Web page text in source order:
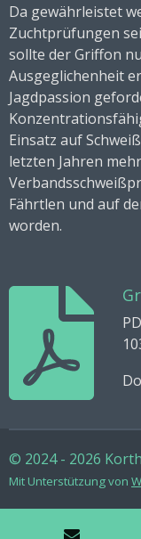
Da gewährleistet
Zuchtprüfungen
sollte der Griffon
Ausgeglichenheit
Jagdpassion
Einsatz auf
letzten Jahren
Fährtlen und auf
worden.
© 2024 - 2026
Mit Unterstützung von